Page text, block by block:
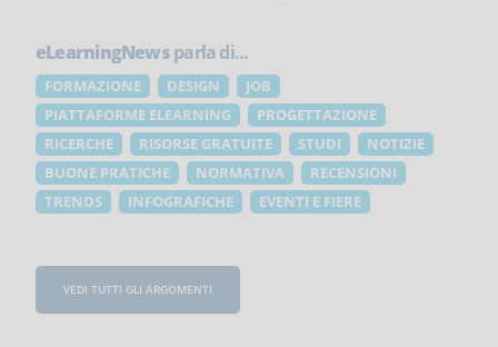
eLearningNewsparla di...
FORMAZIONE DESIGN
JOB
PIATTAFORME ELEARNING
PROGETTAZIONE
RICERCHE
RISORSE GRATUITE STUDI
NOTIZIE
BUONE PRATICHE
NORMATIVA
RECENSIONI
TRENDS
INFOGRAFICHE EVENTI E FIERE
VEDI TUTTI GLI ARGOMENTI